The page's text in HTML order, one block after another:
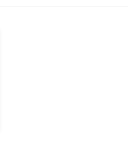
ウェアについて
トしている開発環境
境を設定する
ストール
バーのインストール
Board Packageのインストール
ーダのインストール
してみる
ログラム、データの取得方法